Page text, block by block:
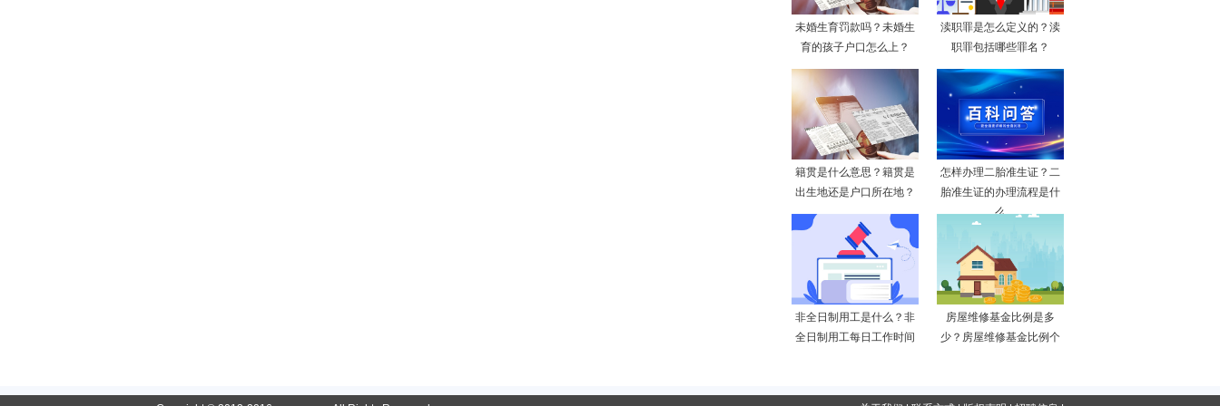
未婚生育罚款吗？未婚生
育的孩子户口怎么上？
渎职罪是怎么定义的？渎
职罪包括哪些罪名？
籍贯是什么意思？籍贯是
出生地还是户口所在地？
怎样办理二胎准生证？二
胎准生证的办理流程是什
么
非全日制用工是什么？非
全日制用工每日工作时间
房屋维修基金比例是多
少？房屋维修基金比例个